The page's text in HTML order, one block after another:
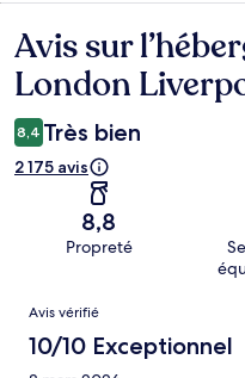
Avis
Avis sur
London
8,4 Très bien
2 175 avis
8,8
Propreté
Avis
Avis vérifié
10/10 Exceptionnel